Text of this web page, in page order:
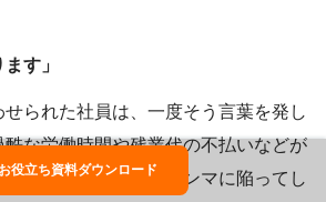
す」
られた社員は、一度そう言葉を発し
な労働時間や残業代の不払いなどが
を指摘できないジレンマに陥ってし
お役立ち資料ダウンロード